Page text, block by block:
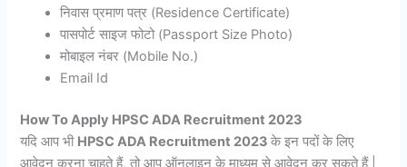
निवास प्रमाण पत्र (Residence Certificate)
पासपोर्ट साइज फोटो (Passport Size Photo)
मोबाइल नंबर (Mobile No.)
Email Id
How To Apply HPSC ADA Recruitment 2023
यदि आप भी HPSC ADA Recruitment 2023के इन पदों के लिए
आवेदन करना चाहते हैं, तो आप ऑनलाइन के माध्यम से आवेदन कर सकते हैं |